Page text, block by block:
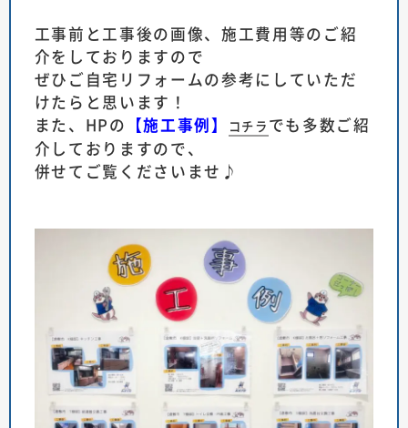
工事前と工事後の画像、施工費用等のご紹
介をしておりますので
ぜひご自宅リフォームの参考にしていただ
けたらと思います！
また、HPの 【施工事例】 コチラ でも多数ご紹
介しておりますので、
併せてご覧くださいませ♪